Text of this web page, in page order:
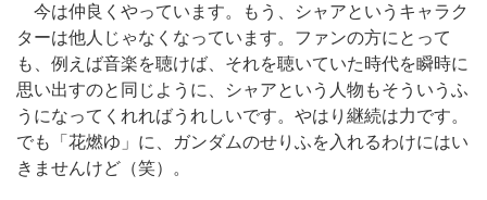
今は仲良くやっています。もう、シャアというキャラク
ターは他人じゃなくなっています。ファンの方にとって
も、例えば音楽を聴けば、それを聴いていた時代を瞬時に
思い出すのと同じように、シャアという人物もそういうふ
うになってくれればうれしいです。やはり継続は力です。
でも「花燃ゆ」に、ガンダムのせりふを入れるわけにはい
きませんけど（笑）。